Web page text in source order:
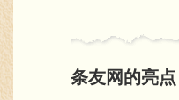
条友网的亮